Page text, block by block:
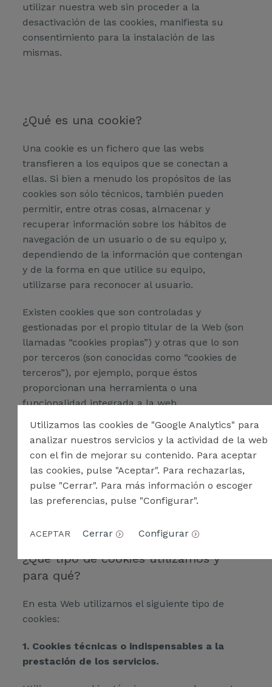
utilizar nuestra web sin proceder a la
desactivación de las cookies, manifiesta su
consentimiento para la instalación de las
mismas.
¿Qué es una cookie?
Una cookie es un fichero que las webs
transfieren a los equipos que se conectan a
ellas. Si bien a menudo los propósitos de las
cookies son sólo técnicos, también pueden
permitir, entre otras cosas, almacenar y
recuperar información sobre los hábitos de
navegación de un usuario o de su equipo y,
dependiendo de la información que contengan
y de la forma en que utilice su equipo,
utilizarse para reconocer al usuario.
Existen cookies que son controladas y
gestionadas por el propio titular de la Web (son
llamadas “cookies propias”) y otras que lo son
por terceros (son conocidas como “cookies de
terceros”), por ejemplo, porque éstos
proporcionan una herramienta o una
funcionalidad integrada a la web.
Ciertas cookies se cancelan una vez finalizada
la navegación en la web (cookies de sesión)
mientras que otras pueden seguir almacenadas
en el equipo de los usuarios y ser accedidas por
un periodo más largo (cookies persistentes).
¿Qué tipo de cookies utilizamos y
para qué?
En esta Web utilizamos el siguiente tipo de
cookies:
1. Cookies técnicas o indispensables a la
prestación de los servicios.
Utilizamos las cookies de "Google Analytics" para
analizar nuestros servicios y la actividad de la web
con el fin de mejorar su contenido. Para aceptar
las cookies, pulse "Aceptar". Para rechazarlas,
pulse "Cerrar". Para más información o escoger
las preferencias, pulse "Configurar".
ACEPTAR Cerrar Configurar